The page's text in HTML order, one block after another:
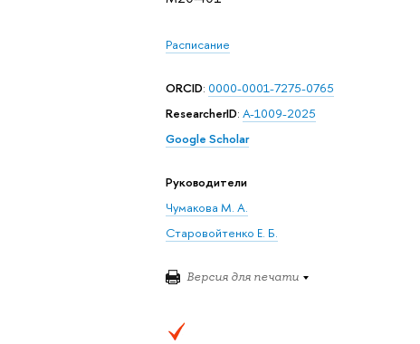
Расписание
ORCID: 0000-0001-7275-0765
ResearcherID: A-1009-2025
Google Scholar
Руководители
Чумакова М. А.
Старовойтенко Е. Б.
Версия для печати